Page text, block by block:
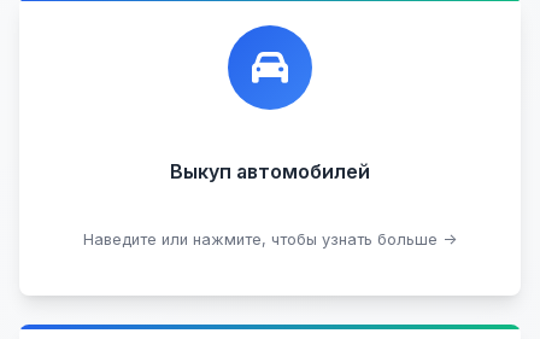
Выкуп автомобилей
Наведите или нажмите, чтобы узнать больше →
Лучшие предложения по выкупу автомобилей,
любых:
Проблемные
Кредитные
В залоге
Узнать стоимость